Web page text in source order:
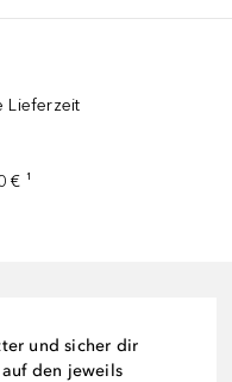
Lieferzeit
€ ¹
und sicher dir
den jeweils